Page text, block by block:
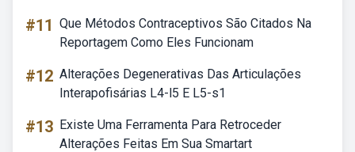
#11 Que Métodos Contraceptivos São Citados Na
Reportagem Como Eles Funcionam
#12 Alterações Degenerativas Das Articulações
Interapofisárias L4-l5 E L5-s1
#13 Existe Uma Ferramenta Para Retroceder
Alterações Feitas Em Sua Smartart